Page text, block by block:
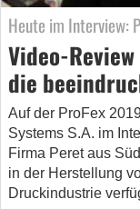
Heute im Interview:
Video-
die
Auf der ProFex
Systems S.A. im
Firma Peret aus
in der Herstellung
Druckindustrie